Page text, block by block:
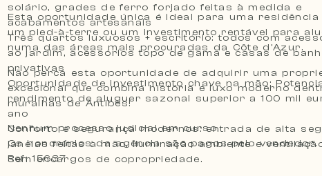
solário, grades de ferro forjado feitas à medida e
acabamentos artesanais
Três quartos luxuosos + escritório: todos com
ao jardim, acessórios topo de gama e casas de
privativas
Oportunidade de investimento chave na mão:
rendimento de aluguer sazonal superior a 100 mil
ano
Conforto e segurança modernos: entrada de alta
janelas feitas à mão, iluminação ambiente e
Sem encargos de copropriedade.
Esta oportunidade única é ideal para uma residência
um pied-à-terre ou um investimento rentável para
numa das áreas mais procuradas da Côte d’Azur.
Não perca esta oportunidade de adquirir uma
excecional que combina história e luxo moderno
muralhas de Antibes!
Nenhum processo judicial em curso.
Os honorários da agência são pagos pelo vendedor.
Ref: 15637